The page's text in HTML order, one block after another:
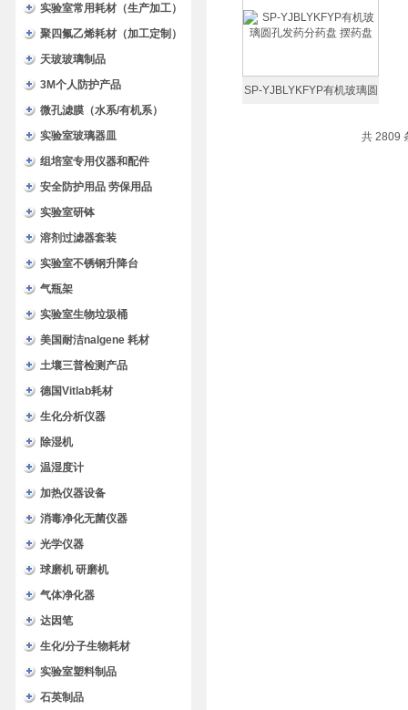
实验室常用耗材（生产加工）
聚四氟乙烯耗材（加工定制）
天玻玻璃制品
3M个人防护产品
微孔滤膜（水系/有机系）
实验室玻璃器皿
组培室专用仪器和配件
安全防护用品 劳保用品
实验室研钵
溶剂过滤器套装
实验室不锈钢升降台
气瓶架
实验室生物垃圾桶
美国耐洁nalgene 耗材
土壤三普检测产品
德国Vitlab耗材
生化分析仪器
除湿机
温湿度计
加热仪器设备
消毒净化无菌仪器
光学仪器
球磨机 研磨机
气体净化器
达因笔
生化/分子生物耗材
实验室塑料制品
石英制品
SP-YJBLYKFYP有机玻璃圆
共 2809